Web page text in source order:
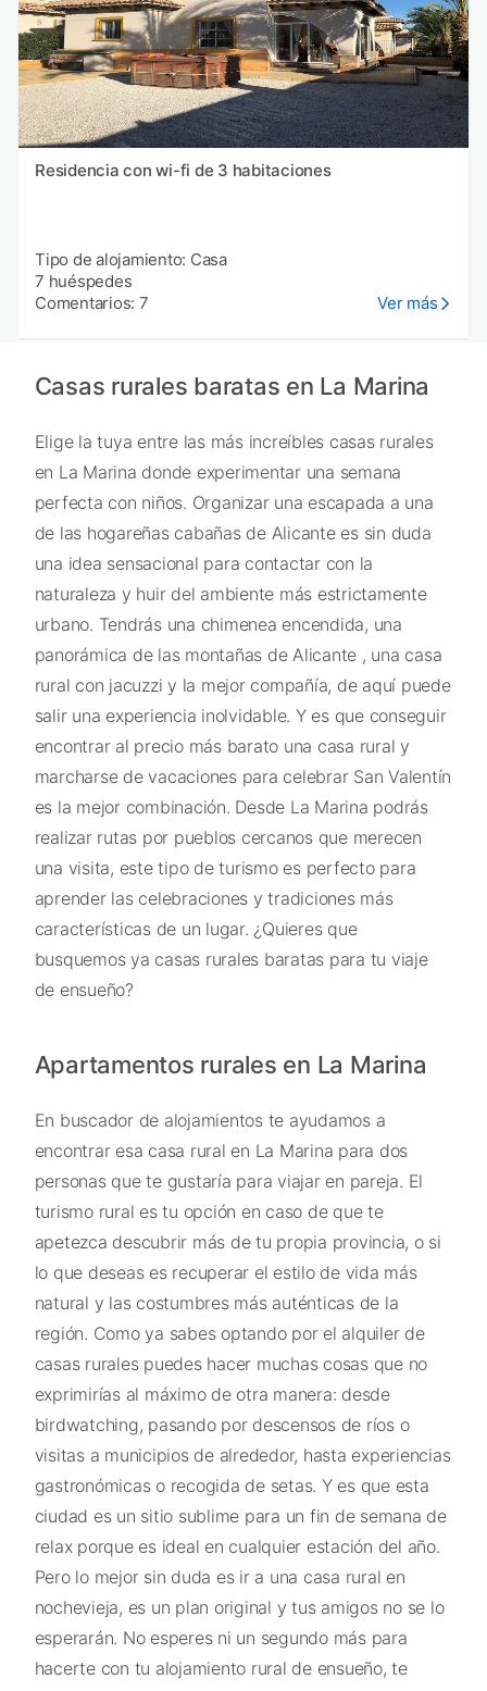
Residencia con wi-fi de 3 habitaciones
Tipo de alojamiento: Casa
7 huéspedes
Comentarios: 7
Ver más
Casas rurales baratas en La Marina
Elige la tuya entre las más increíbles casas rurales
en La Marina donde experimentar una semana
perfecta con niños. Organizar una escapada a una
de las hogareñas cabañas de Alicante es sin duda
una idea sensacional para contactar con la
naturaleza y huir del ambiente más estrictamente
urbano. Tendrás una chimenea encendida, una
panorámica de las montañas de Alicante , una casa
rural con jacuzzi y la mejor compañía, de aquí puede
salir una experiencia inolvidable. Y es que conseguir
encontrar al precio más barato una casa rural y
marcharse de vacaciones para celebrar San Valentín
es la mejor combinación. Desde La Marina podrás
realizar rutas por pueblos cercanos que merecen
una visita, este tipo de turismo es perfecto para
aprender las celebraciones y tradiciones más
características de un lugar. ¿Quieres que
busquemos ya casas rurales baratas para tu viaje
de ensueño?
Apartamentos rurales en La Marina
En buscador de alojamientos te ayudamos a
encontrar esa casa rural en La Marina para dos
personas que te gustaría para viajar en pareja. El
turismo rural es tu opción en caso de que te
apetezca descubrir más de tu propia provincia, o si
lo que deseas es recuperar el estilo de vida más
natural y las costumbres más auténticas de la
región. Como ya sabes optando por el alquiler de
casas rurales puedes hacer muchas cosas que no
exprimirías al máximo de otra manera: desde
birdwatching, pasando por descensos de ríos o
visitas a municipios de alrededor, hasta experiencias
gastronómicas o recogida de setas. Y es que esta
ciudad es un sitio sublime para un fin de semana de
relax porque es ideal en cualquier estación del año.
Pero lo mejor sin duda es ir a una casa rural en
nochevieja, es un plan original y tus amigos no se lo
esperarán. No esperes ni un segundo más para
hacerte con tu alojamiento rural de ensueño, te